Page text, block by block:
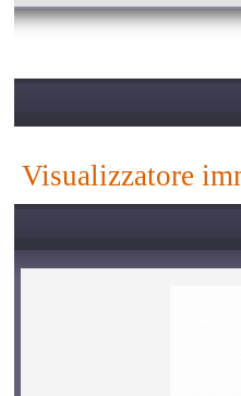
visualizzatore